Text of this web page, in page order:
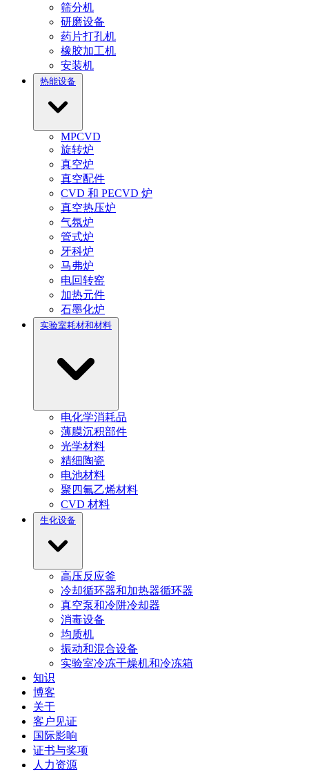
筛分机
研磨设备
药片打孔机
橡胶加工机
安装机
热能设备
MPCVD
旋转炉
真空炉
真空配件
CVD 和 PECVD 炉
真空热压炉
气氛炉
管式炉
牙科炉
马弗炉
电回转窑
加热元件
石墨化炉
实验室耗材和材料
电化学消耗品
薄膜沉积部件
光学材料
精细陶瓷
电池材料
聚四氟乙烯材料
CVD 材料
生化设备
高压反应釜
冷却循环器和加热器循环器
真空泵和冷阱冷却器
消毒设备
均质机
振动和混合设备
实验室冷冻干燥机和冷冻箱
知识
博客
关于
客户见证
国际影响
证书与奖项
人力资源